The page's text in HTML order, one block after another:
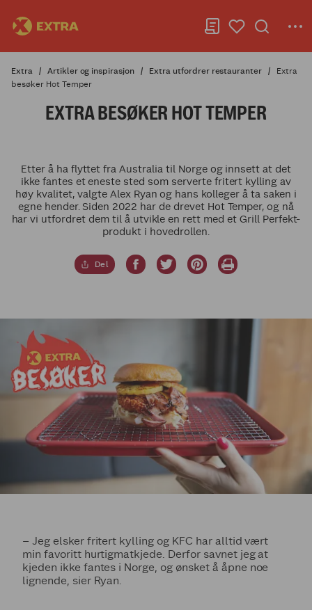
Extra Artikler og inspirasjon Extra utfordrer restauranter
Extra
besøker Hot Temper
EXTRA BESØKER HOT TEMPER
Etter å ha flyttet fra Australia til Norge og innsett at det
ikke fantes et eneste sted som serverte fritert kylling av
høy kvalitet, valgte Alex Ryan og hans kolleger å ta saken i
egne hender. Siden 2022 har de drevet Hot Temper, og nå
har vi utfordret dem til å utvikle en rett med et Grill Perfekt-
produkt i hovedrollen.
Del
– Jeg elsker fritert kylling og KFC har alltid vært
min favoritt hurtigmatkjede. Derfor savnet jeg at
kjeden ikke fantes i Norge, og ønsket å åpne noe
lignende, sier Ryan.